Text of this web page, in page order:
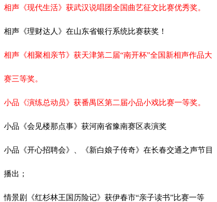
相声《现代生活》获武汉说唱团全国曲艺征文比赛优秀奖。
相声《理财达人》在山东省银行系统比赛获奖！
相声《相聚相亲节》获天津第二届“南开杯”全国新相声作品大
赛三等奖。
小品《演练总动员》获番禺区第二届小品小戏比赛一等奖。
小品《会见楼那点事》获河南省豫南赛区表演奖
小品《开心招聘会》、《新白娘子传奇》在长春交通之声节目
播出；
情景剧《红杉林王国历险记》获伊春市“亲子读书”比赛一等